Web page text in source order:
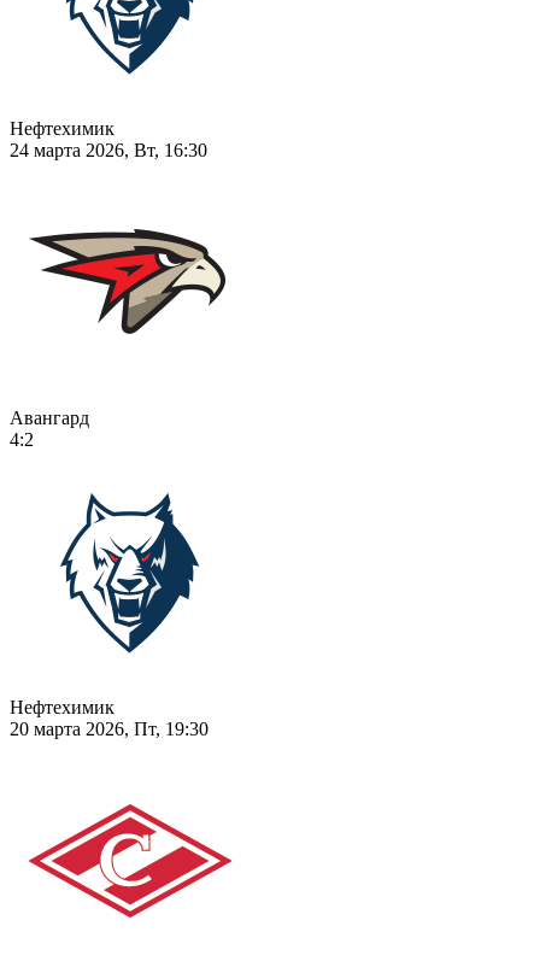
Нефтехимик
24 марта 2026, Вт, 16:30
Авангард
4:2
Нефтехимик
20 марта 2026, Пт, 19:30